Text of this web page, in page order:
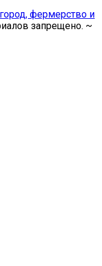
фермерство и
запрещено. ~